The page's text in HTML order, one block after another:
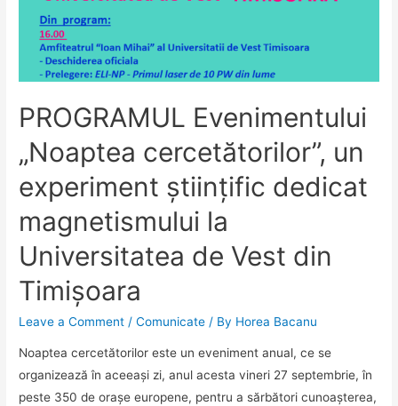
Cursului
Naţional
Perfecţionare
Fizică
Medicală
PROGRAMUL Evenimentului
„Noaptea cercetătorilor”, un
experiment științific dedicat
magnetismului la
Universitatea de Vest din
Timișoara
Leave a Comment /Comunicate / By Horea Bacanu
Noaptea cercetătorilor este un eveniment anual, ce se
organizează în aceeași zi, anul acesta vineri 27 septembrie, în
peste 350 de orașe europene, pentru a sărbători cunoașterea,